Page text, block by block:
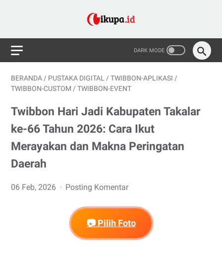
BERANDA / PUSTAKA DIGITAL / TWIBBON-APLIKASI /
TWIBBON-CUSTOM / TWIBBON-EVENT
Twibbon Hari Jadi Kabupaten Takalar
ke-66 Tahun 2026: Cara Ikut
Merayakan dan Makna Peringatan
Daerah
06 Feb, 2026 Posting Komentar
📷 Pilih Foto